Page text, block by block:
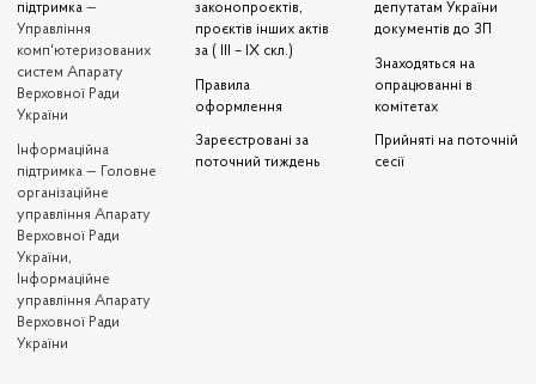
підтримка —
Управління
комп'ютеризованих
систем Апарату
Верховної Ради
України
Iнформаційна
підтримка — Головне
організаційне
управління Апарату
Верховної Ради
України,
Інформаційне
управління Апарату
Верховної Ради
України
законопроєктів,
проєктів інших актів
за ( III – IX скл.)
Правила
оформлення
Зареєстровані за
поточний тиждень
депутатам України
документів до ЗП
Знаходяться на
опрацюванні в
комітетах
Прийняті на поточній
сесії